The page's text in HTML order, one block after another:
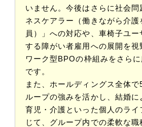
いません。今後はさらに社会問
ネスケアラー（働きながら介護
員）」への対応や、車椅子ユー
する障がい者雇用への展開を視
ワーク型BPOの枠組みをさら
です。
また、ホールディングス全体
ループの強みを活かし、結婚に
育児・介護といった個人のライ
じて、グループ内での柔軟な